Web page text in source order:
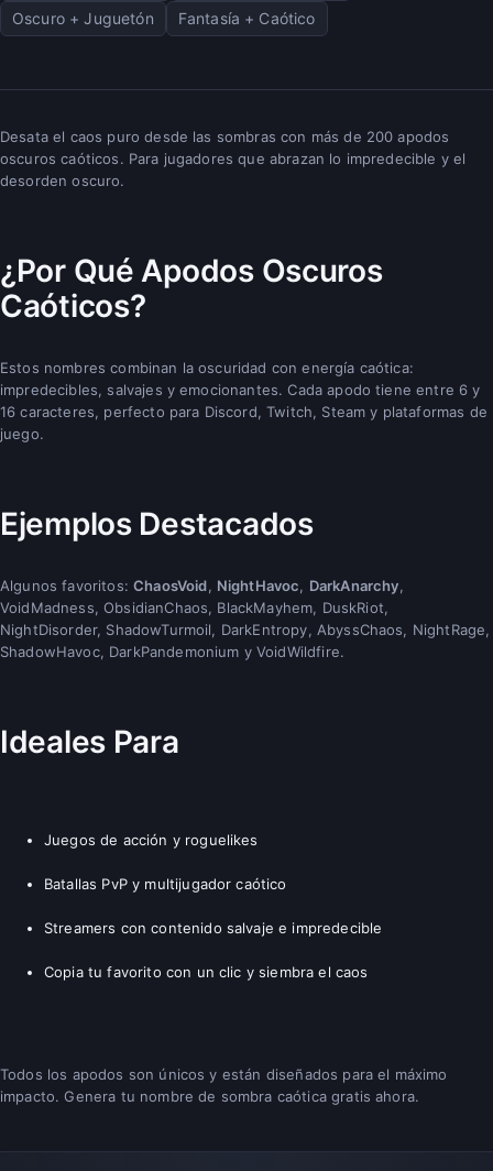
Oscuro + Juguetón
Fantasía + Caótico
Desata el caos puro desde las sombras con más de 200 apodos
oscuros caóticos. Para jugadores que abrazan lo impredecible y el
desorden oscuro.
¿Por Qué Apodos Oscuros
Caóticos?
Estos nombres combinan la oscuridad con energía caótica:
impredecibles, salvajes y emocionantes. Cada apodo tiene entre 6 y
16 caracteres, perfecto para Discord, Twitch, Steam y plataformas de
juego.
Ejemplos Destacados
Algunos favoritos:ChaosVoid, NightHavoc, DarkAnarchy,
VoidMadness, ObsidianChaos, BlackMayhem, DuskRiot,
NightDisorder, ShadowTurmoil, DarkEntropy, AbyssChaos, NightRage,
ShadowHavoc, DarkPandemonium y VoidWildfire.
Ideales Para
Juegos de acción y roguelikes
Batallas PvP y multijugador caótico
Streamers con contenido salvaje e impredecible
Copia tu favorito con un clic y siembra el caos
Todos los apodos son únicos y están diseñados para el máximo
impacto. Genera tu nombre de sombra caótica gratis ahora.